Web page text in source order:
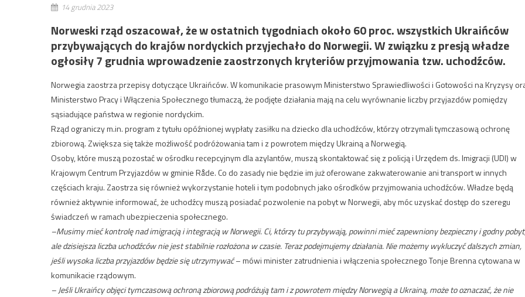
14 grudnia 2023
Norweski rząd oszacował, że w ostatnich tygodniach około 60 proc. wszystkich Ukraińców
przybywających do krajów nordyckich przyjechało do Norwegii. W związku z presją władze
ogłosiły 7 grudnia wprowadzenie zaostrzonych kryteriów przyjmowania tzw. uchodźców.
Norwegia zaostrza przepisy dotyczące Ukraińców. W komunikacie prasowym Ministerstwo Sprawiedliwości i Gotowości na Kryzysy
Ministerstwo Pracy i Włączenia Społecznego tłumaczą, że podjęte działania mają na celu wyrównanie liczby przyjazdów pomiędzy
sąsiadujące państwa w regionie nordyckim.
Rząd ograniczy m.in. program z tytułu opóźnionej wypłaty zasiłku na dziecko dla uchodźców, którzy otrzymali tymczasową ochronę
zbiorową. Zwiększa się także możliwość podróżowania tam i z powrotem między Ukrainą a Norwegią.
Osoby, które muszą pozostać w ośrodku recepcyjnym dla azylantów, muszą skontaktować się z policją i Urzędem ds. Imigracji (UDI) w
Krajowym Centrum Przyjazdów w gminie Råde. Co do zasady nie będzie im już oferowane zakwaterowanie ani transport w innych
częściach kraju. Zaostrza się również wykorzystanie hoteli i tym podobnych jako ośrodków przyjmowania uchodźców. Władze będą
również aktywnie informować, że uchodźcy muszą posiadać pozwolenie na pobyt w Norwegii, aby móc uzyskać dostęp do szeregu
świadczeń w ramach ubezpieczenia społecznego.
–Musimy mieć kontrolę nad imigracją i integracją w Norwegii. Ci, którzy tu przybywają, powinni mieć zapewniony bezpieczny i godny
ale dzisiejsza liczba uchodźców nie jest stabilnie rozłożona w czasie. Teraz podejmujemy działania. Nie możemy wykluczyć dalszych zmian,
jeśli wysoka liczba przyjazdów będzie się utrzymywać– mówi minister zatrudnienia i włączenia społecznego Tonje Brenna cytowana w
komunikacie rządowym.
– Jeśli Ukraińcy objęci tymczasową ochroną zbiorową podróżują tam i z powrotem między Norwegią a Ukrainą, może to oznaczać, że nie